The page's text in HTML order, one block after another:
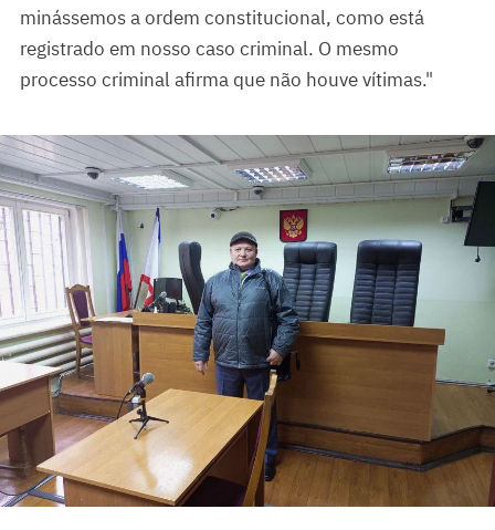
minássemos a ordem constitucional, como está
registrado em nosso caso criminal. O mesmo
processo criminal afirma que não houve vítimas."